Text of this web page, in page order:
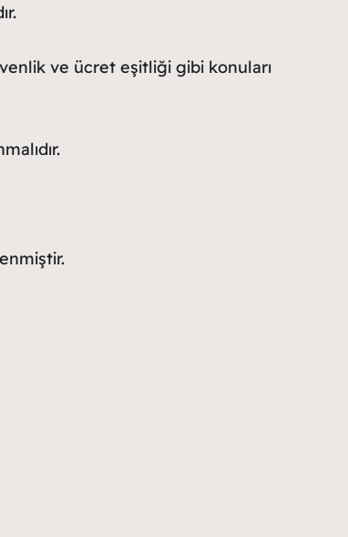
ve ücret eşitliği gibi konuları